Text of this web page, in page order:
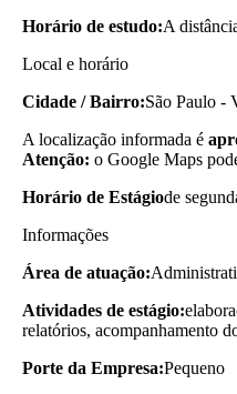
Horário de estudo:A
Local e horário
Cidade / Bairro:São Paulo -
A localização informada é
Atenção: o Google Maps
Horário de Estágiode
Informações
Área de atuação:
Atividades de estágio:
relatórios, acompanhamento
Porte da Empresa:Pequeno